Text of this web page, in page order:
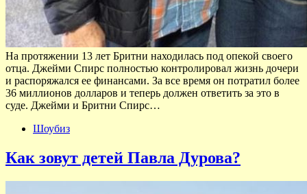
На протяжении 13 лет Бритни находилась под опекой своего
отца. Джейми Спирс полностью контролировал жизнь дочери
и распоряжался ее финансами. За все время он потратил более
36 миллионов долларов и теперь должен ответить за это в
суде. Джейми и Бритни Спирс…
Шоубиз
Как зовут детей Павла Дурова?